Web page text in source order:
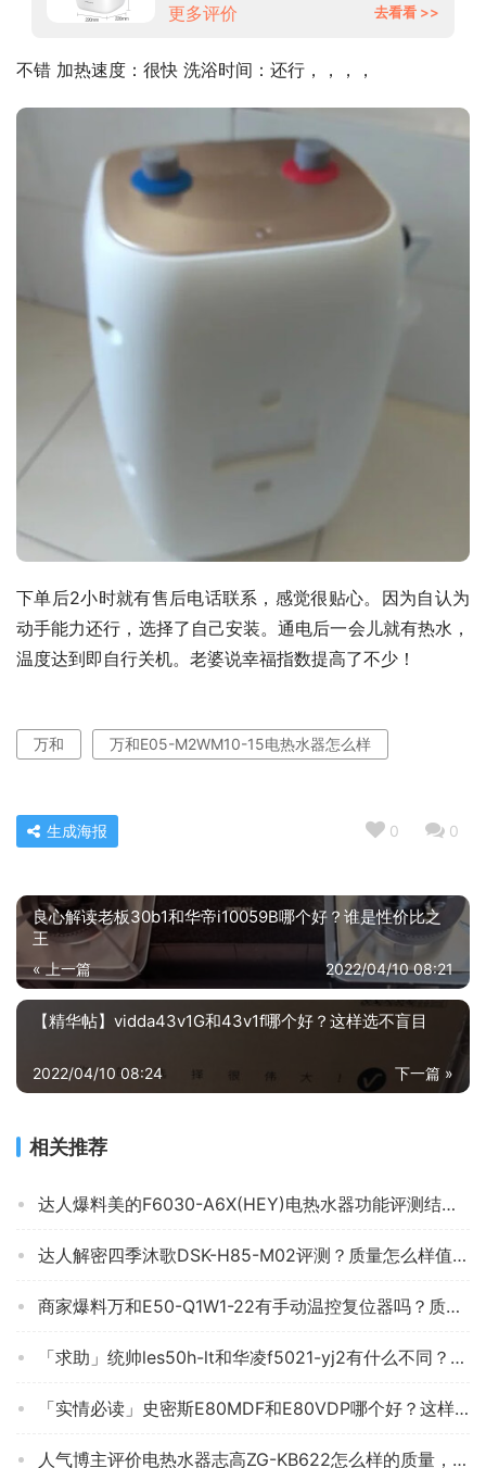
更多评价 去看看 >>
不错 加热速度：很快 洗浴时间：还行，，，，
下单后2小时就有售后电话联系，感觉很贴心。因为自认为
动手能力还行，选择了自己安装。通电后一会儿就有热水，
温度达到即自行关机。老婆说幸福指数提高了不少！
万和 万和E05-M2WM10-15电热水器怎么样
0 0
生成海报
良心解读老板30b1和华帝i10059B哪个好？谁是性价比之
王
« 上一篇 2022/04/10 08:21
【精华帖】vidda43v1G和43v1f哪个好？这样选不盲目
下一篇 »
2022/04/10 08:24
相关推荐
达人爆料美的F6030-A6X(HEY)电热水器功能评测结果，看看买家怎么样评价的
达人解密四季沐歌DSK-H85-M02评测？质量怎么样值不值得买
商家爆料万和E50-Q1W1-22有手动温控复位器吗？质量到底怎么样好不好
「求助」统帅les50h-lt和华凌f5021-yj2有什么不同？对比哪款性价比更高
「实情必读」史密斯E80MDF和E80VDP哪个好？这样选不盲目
人气博主评价电热水器志高ZG-KB622怎么样的质量，评测为什么这样？